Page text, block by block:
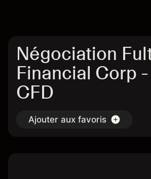
Négociation
Financial Corp -
CFD
Ajouter aux favoris